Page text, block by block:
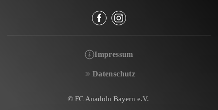
Impressum
Datenschutz
© FC Anadolu Bayern e.V.